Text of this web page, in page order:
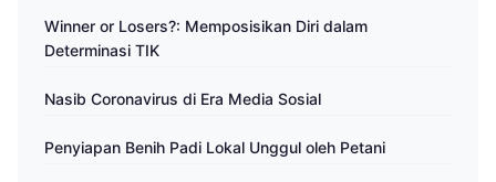
Winner or Losers?: Memposisikan Diri dalam
Determinasi TIK
Nasib Coronavirus di Era Media Sosial
Penyiapan Benih Padi Lokal Unggul oleh Petani